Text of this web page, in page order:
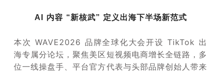
AI 内容 “新核武” 定义出海下半场新范式
本次 WAVE2026 品牌全球化大会开设 TikTok 出
海专属分论坛，聚焦美区短视频电商增长全链路，多
位一线操盘手、平台官方代表与头部品牌创始人带来